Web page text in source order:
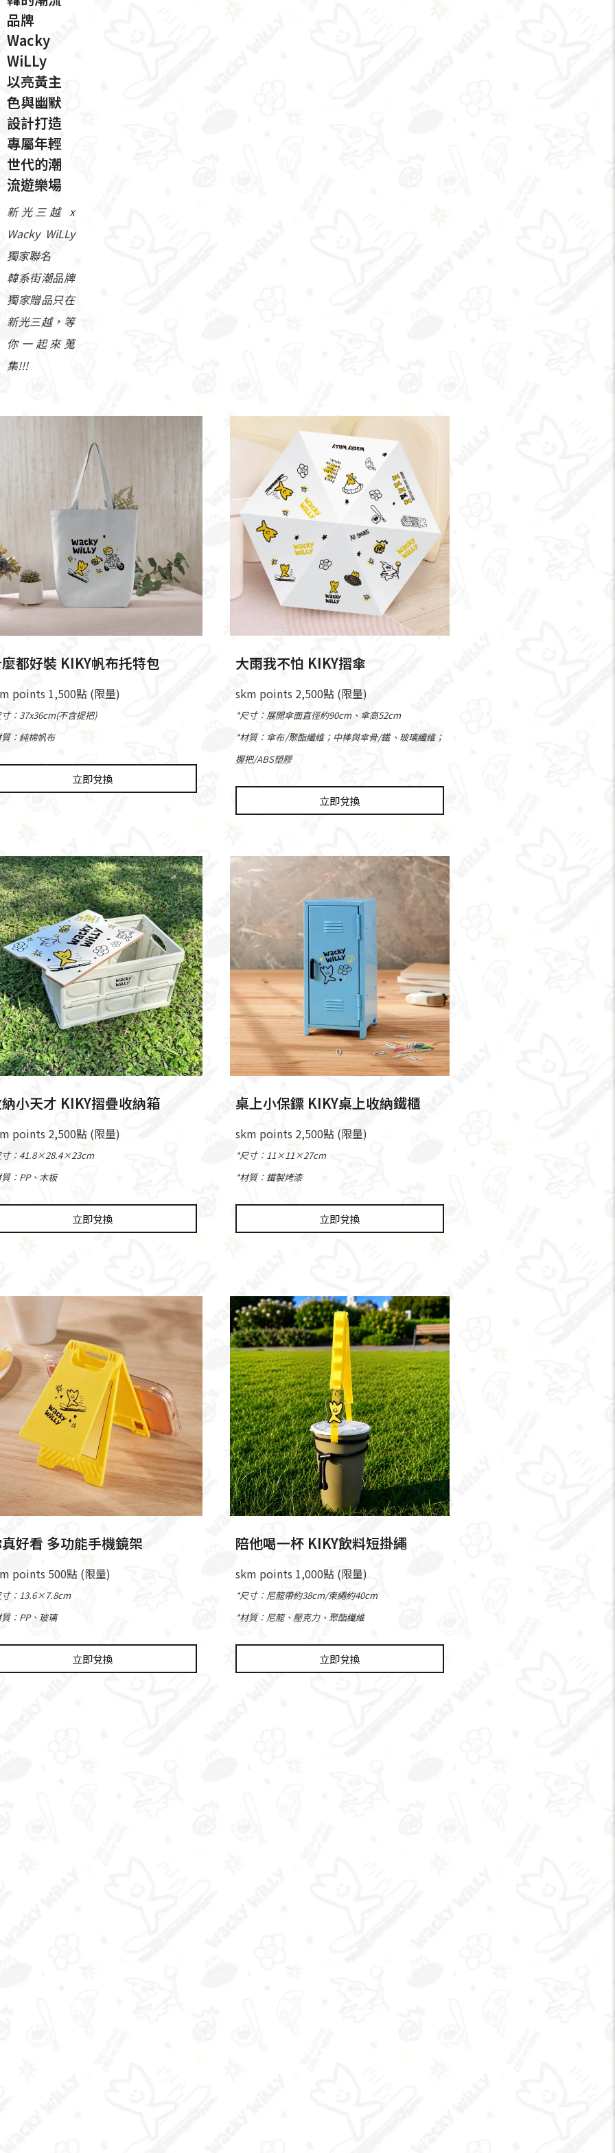
品牌
Wacky
WiLLy​
以亮黃主
色與幽默
設計打造
專屬年輕
世代的潮
流遊樂場
新光三越 x
Wacky WiLLy
獨家聯名​
韓系街潮品牌
獨家贈品只在
新光三越，等
你一起來蒐
集!!!
都好裝 KIKY帆布托特包
points 1,500點 (限量)
：37x36cm(不含提把)
：純棉帆布
立即兌換
大雨我不怕 KIKY摺傘
skm points 2,500點 (限量)
*尺寸：展開傘面直徑約90cm、傘高52cm
*材質：傘布/聚酯纖維；中棒與傘骨/鐵、玻璃纖維；
握把/ABS塑膠
立即兌換
小天才 KIKY摺疊收納箱
points 2,500點 (限量)
：41.8×28.4×23cm
：PP、木板
立即兌換
桌上小保鏢 KIKY桌上收納鐵櫃
skm points 2,500點 (限量)
*尺寸：11×11×27cm
*材質：鐵製烤漆
立即兌換
好看 多功能手機鏡架
points 500點 (限量)
：13.6×7.8cm
：PP、玻璃
立即兌換
陪他喝一杯 KIKY飲料短掛繩
skm points 1,000點 (限量)
*尺寸：尼龍帶約38cm/束繩約40cm
*材質：尼龍、壓克力、聚酯纖維
立即兌換